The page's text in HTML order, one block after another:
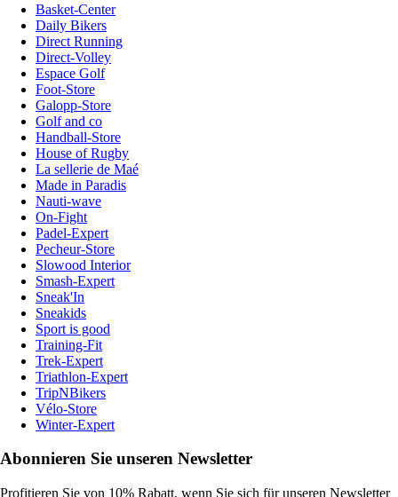
Basket-Center
Daily Bikers
Direct Running
Direct-Volley
Espace Golf
Foot-Store
Galopp-Store
Golf and co
Handball-Store
House of Rugby
La sellerie de Maé
Made in Paradis
Nauti-wave
On-Fight
Padel-Expert
Pecheur-Store
Slowood Interior
Smash-Expert
Sneak'In
Sneakids
Sport is good
Training-Fit
Trek-Expert
Triathlon-Expert
TripNBikers
Vélo-Store
Winter-Expert
Abonnieren Sie unseren Newsletter
Profitieren Sie von 10% Rabatt, wenn Sie sich für unseren Newsletter